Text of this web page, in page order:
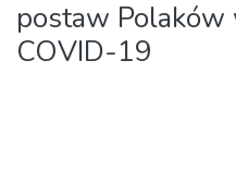
postaw
COVID-19